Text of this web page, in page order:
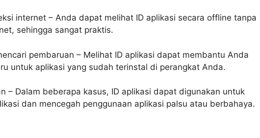
internet – Anda dapat melihat ID aplikasi secara offline tanpa
sehingga sangat praktis.
pembaruan – Melihat ID aplikasi dapat membantu Anda
untuk aplikasi yang sudah terinstal di perangkat Anda.
– Dalam beberapa kasus, ID aplikasi dapat digunakan untuk
dan mencegah penggunaan aplikasi palsu atau berbahaya.